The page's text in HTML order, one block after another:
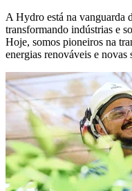
A Hydro está na vanguarda
transformando indústrias e
Hoje, somos pioneiros na
energias renováveis e novas